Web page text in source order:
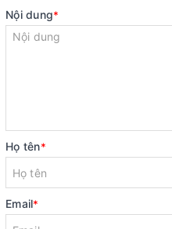
Nội dung*
Họ tên*
Email*